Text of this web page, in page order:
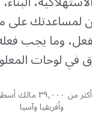
لمساعدتك على
وما يجب
في لوحات
موثوق به من قبل
وأفريقيا وآسيا